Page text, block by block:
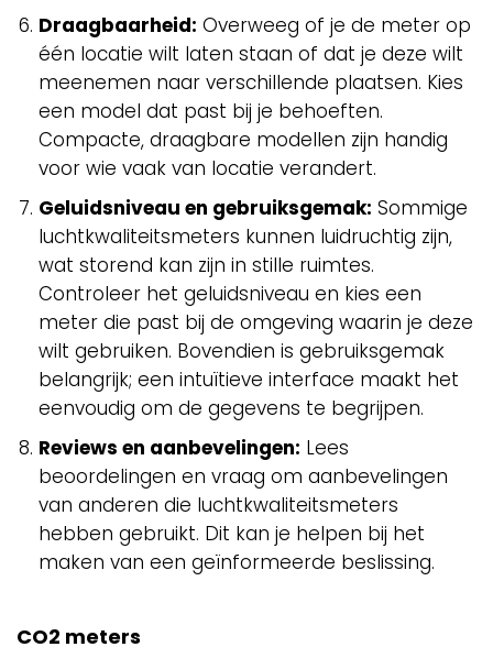
Draagbaarheid: Overweeg of je de meter op
één locatie wilt laten staan of dat je deze wilt
meenemen naar verschillende plaatsen. Kies
een model dat past bij je behoeften.
Compacte, draagbare modellen zijn handig
voor wie vaak van locatie verandert.
Geluidsniveau en gebruiksgemak: Sommige
luchtkwaliteitsmeters kunnen luidruchtig zijn,
wat storend kan zijn in stille ruimtes.
Controleer het geluidsniveau en kies een
meter die past bij de omgeving waarin je deze
wilt gebruiken. Bovendien is gebruiksgemak
belangrijk; een intuïtieve interface maakt het
eenvoudig om de gegevens te begrijpen.
Reviews en aanbevelingen: Lees
beoordelingen en vraag om aanbevelingen
van anderen die luchtkwaliteitsmeters
hebben gebruikt. Dit kan je helpen bij het
maken van een geïnformeerde beslissing.
CO2 meters